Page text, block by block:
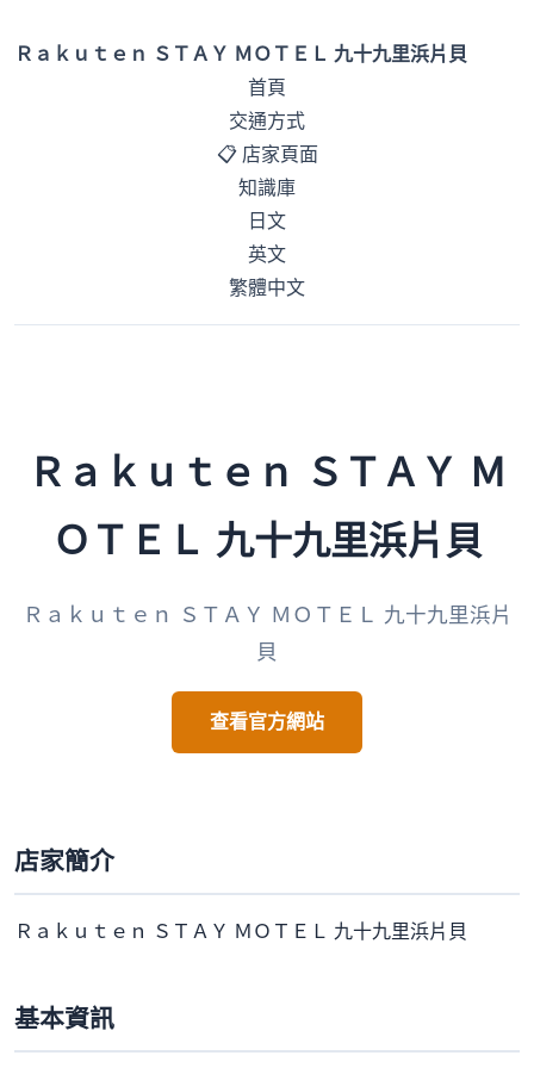
Ｒａｋｕｔｅｎ ＳＴＡＹ ＭＯＴＥＬ 九十九里浜片貝
首頁
交通方式
📋 店家頁面
知識庫
日文
英文
繁體中文
Ｒａｋｕｔｅｎ ＳＴＡＹ Ｍ
ＯＴＥＬ 九十九里浜片貝
Ｒａｋｕｔｅｎ ＳＴＡＹ ＭＯＴＥＬ 九十九里浜片
貝
查看官方網站
店家簡介
Ｒａｋｕｔｅｎ ＳＴＡＹ ＭＯＴＥＬ 九十九里浜片貝
基本資訊